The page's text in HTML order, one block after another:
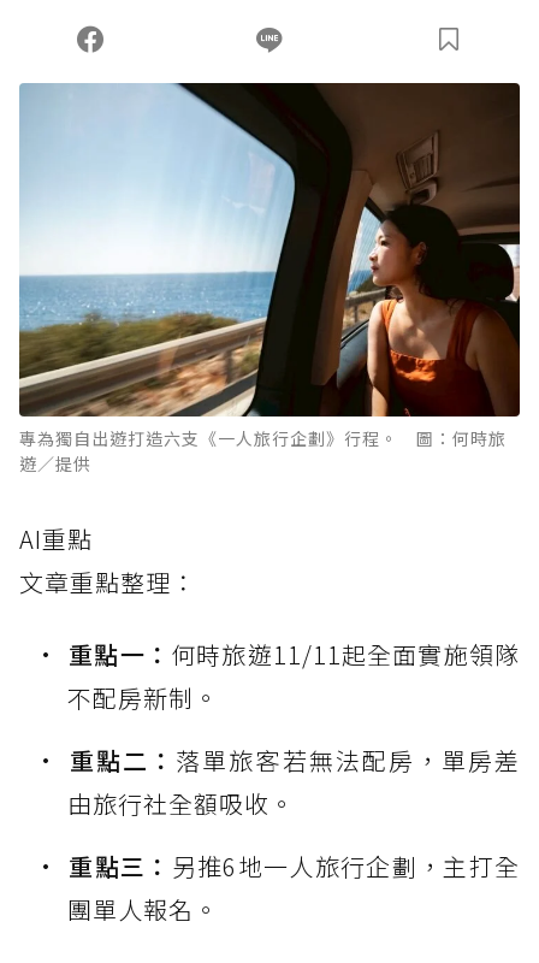
您當前剩餘 U 利點數：0點；前往 購買點數
專為獨自出遊打造六支《一人旅行企劃》行程。 圖：何時旅
遊／提供
AI重點
文章重點整理：
重點一： 何時旅遊11/11起全面實施領隊
不配房新制。
重點二： 落單旅客若無法配房，單房差
由旅行社全額吸收。
重點三： 另推6地一人旅行企劃，主打全
團單人報名。